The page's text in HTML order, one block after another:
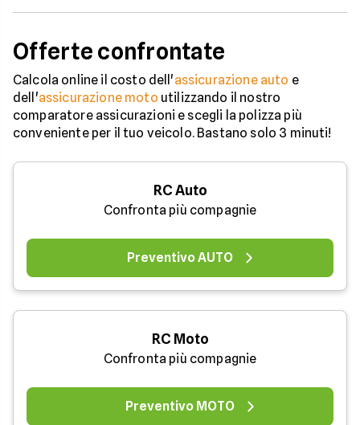
Offerte confrontate
Calcola online il costo dell'assicurazione auto e
dell'assicurazione moto utilizzando il nostro
comparatore assicurazioni e scegli la polizza più
conveniente per il tuo veicolo. Bastano solo 3 minuti!
RC Auto
Confronta più compagnie
Preventivo AUTO
RC Moto
Confronta più compagnie
Preventivo MOTO